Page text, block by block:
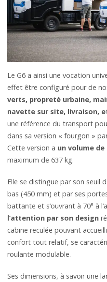
Le G6 a ainsi une vocation
effet être configuré pour de
verts, propreté urbaine,
navette sur site, livraison,
une référence du transport
dans sa version « fourgon »
Cette version a un volume de
maximum de 637 kg.
Elle se distingue par son seuil
bas (450 mm) et par ses
battante et s’ouvrant à 70° à
l’attention par son design
cabine reculée pouvant
confort tout relatif, se
roulante modulable.
Ses dimensions, à savoir une